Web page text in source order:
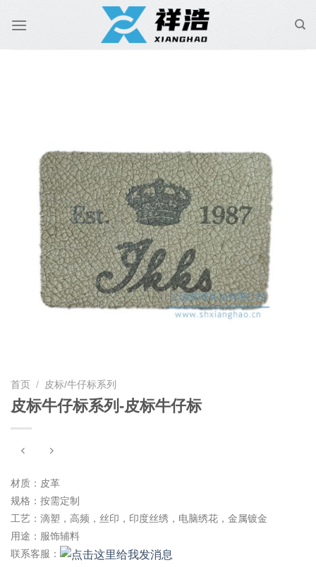
首页 / 皮标/牛仔标系列
皮标牛仔标系列-皮标牛仔标
材质：皮革
规格：按需定制
工艺：滴塑，高频，丝印，印度丝绣，电脑绣花，金属镀金
用途：服饰辅料
联系客服：